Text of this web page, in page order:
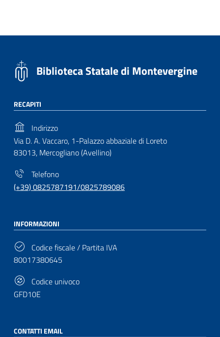
Biblioteca Statale di Montevergine
RECAPITI
Indirizzo
Via D. A. Vaccaro, 1-Palazzo abbaziale di Loreto
83013, Mercogliano (Avellino)
Telefono
(+39) 0825787191/0825789086
INFORMAZIONI
Codice fiscale / Partita IVA
80017380645
Codice univoco
GFD10E
CONTATTI EMAIL